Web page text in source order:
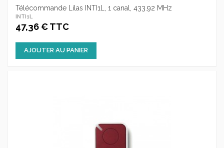
Télécommande Lilas INTI1L, 1 canal, 433.92 MHz
INTI1L
47,36 € TTC
AJOUTER AU PANIER